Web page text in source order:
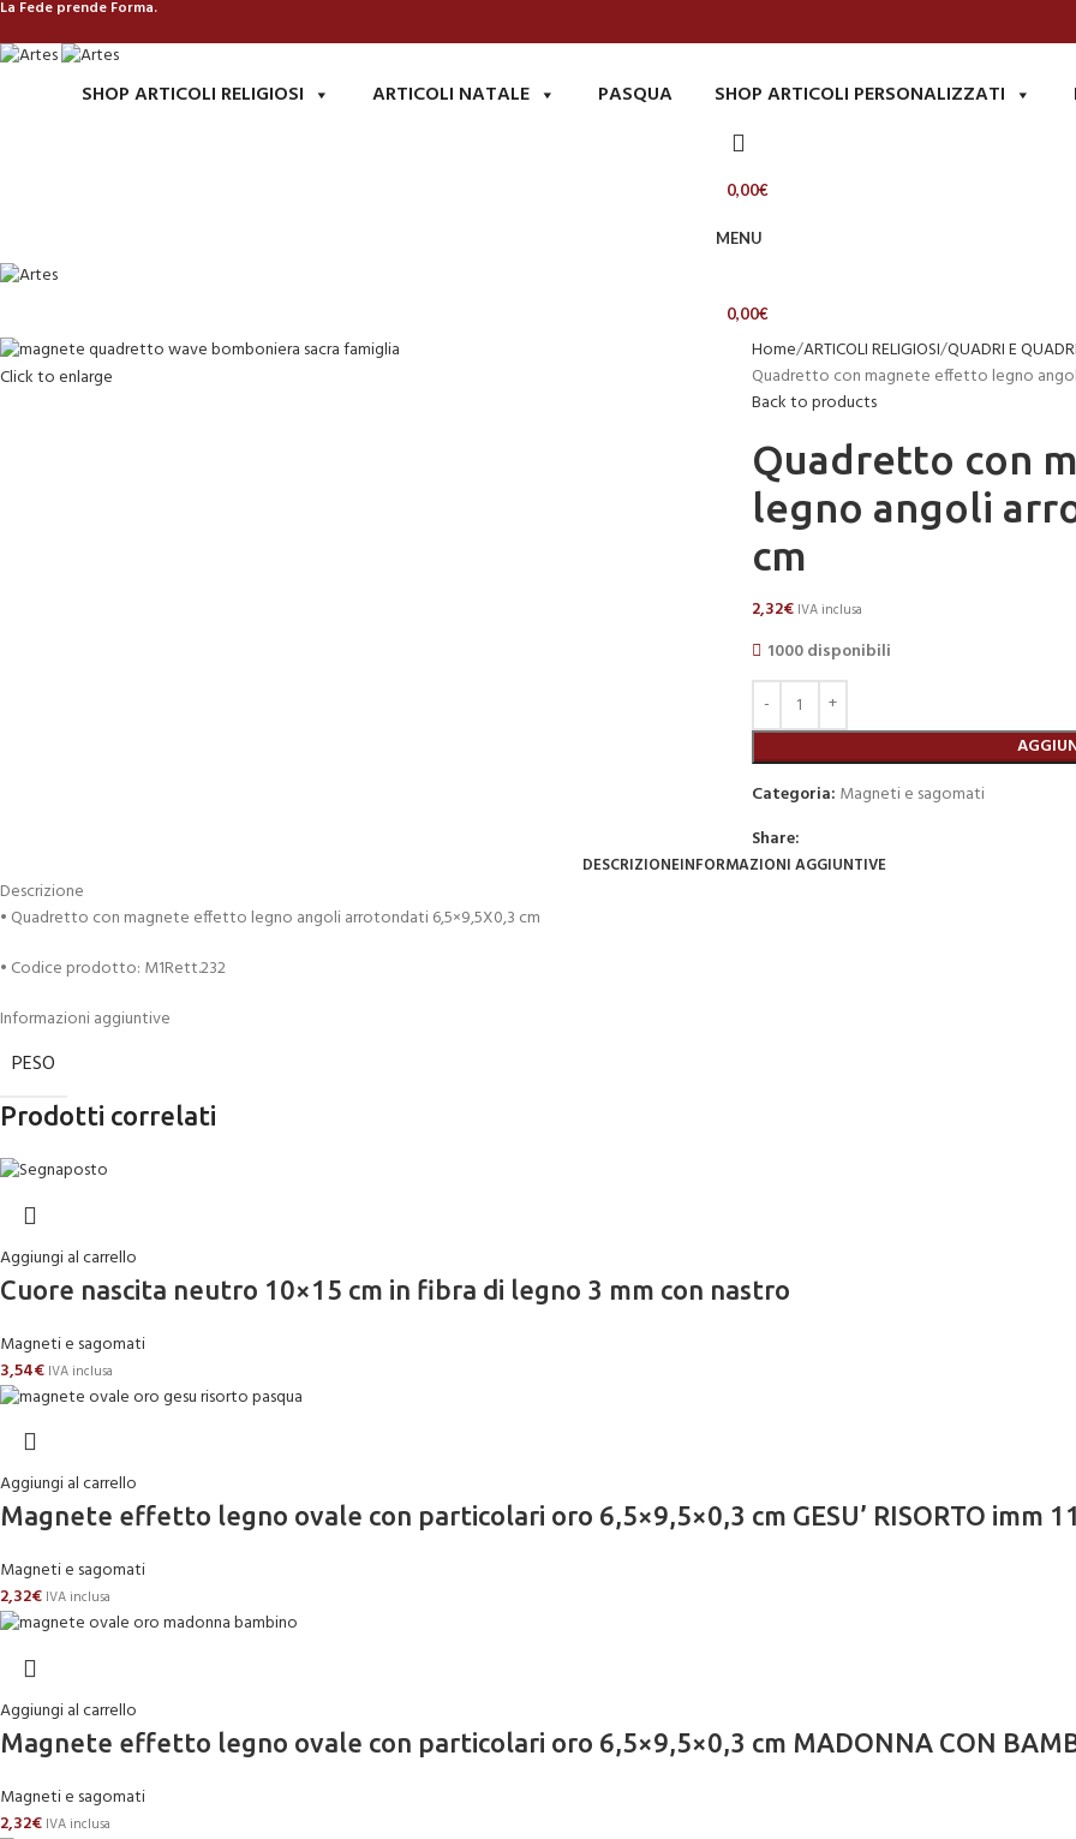
La Fede prende Forma.
SHOP ARTICOLI RELIGIOSI ARTICOLI NATALE PASQUA SHOP ARTICOLI PERSONALIZZATI
0,00€
MENU
0,00€
Click to enlarge
Home ARTICOLI RELIGIOSI QUADRI E
Quadretto con magnete effetto legno
Back to products
Quadretto con
legno angoli
cm
2,32€ IVA inclusa
1000 disponibili
Categoria: Magneti e sagomati
Share:
DESCRIZIONEINFORMAZIONI AGGIUNTIVE
Descrizione
• Quadretto con magnete effetto legno angoli arrotondati 6,5×9,5X0,3 cm
• Codice prodotto: M1Rett.232
Informazioni aggiuntive
PESO
Prodotti correlati
Aggiungi al carrello
Cuore nascita neutro 10×15 cm in fibra di legno 3 mm con nastro
Magneti e sagomati
3,54€ IVA inclusa
Aggiungi al carrello
Magnete effetto legno ovale con particolari oro 6,5×9,5×0,3 cm GESU’ RISORTO imm
Magneti e sagomati
2,32€ IVA inclusa
Aggiungi al carrello
Magnete effetto legno ovale con particolari oro 6,5×9,5×0,3 cm MADONNA CON
Magneti e sagomati
2,32€ IVA inclusa